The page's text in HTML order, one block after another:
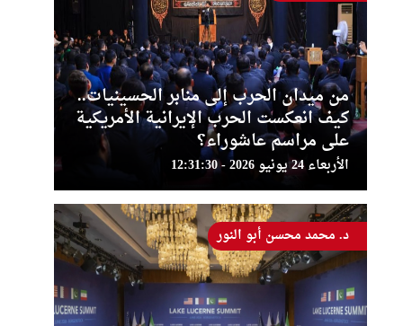
من ميدان الحرب إلى منابر الحسينيات..
كيف انعكست الحرب الإيرانية الأمريكية
على مراسم عاشوراء؟
الأربعاء 24 يونيو 2026 - 12:31:30
د. محمد محسن أبو النور